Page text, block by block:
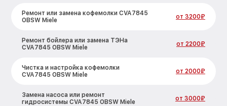
Ремонт или замена кофемолки CVA7845
OBSW Miele
от 3200₽
Ремонт бойлера или замена ТЭНа
CVA7845 OBSW Miele
от 2200₽
Чистка и настройка кофемолки
CVA7845 OBSW Miele
от 2000₽
Замена насоса или ремонт
гидросистемы CVA7845 OBSW Miele
от 3000₽